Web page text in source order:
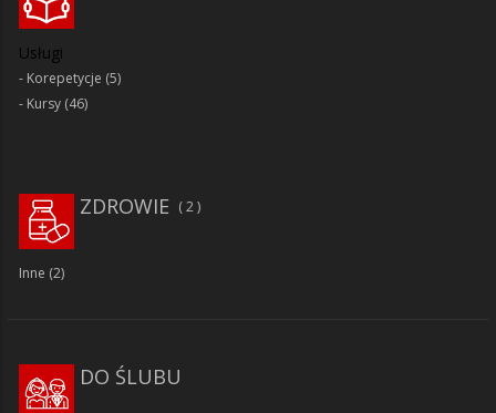
Usługi
Korepetycje (5)
Kursy (46)
ZDROWIE 2
Inne (2)
DO ŚLUBU